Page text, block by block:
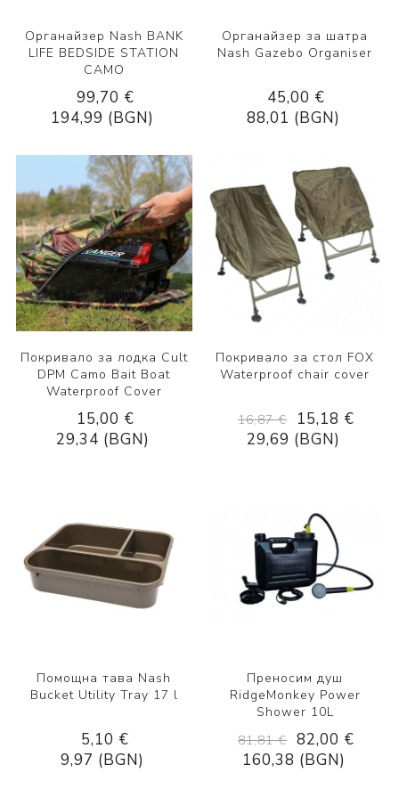
Органайзер Nash BANK
LIFE BEDSIDE STATION
CAMO
99,70 €
194,99 (BGN)
Органайзер за шатра
Nash Gazebo Organiser
45,00 €
88,01 (BGN)
Покривало за лодка Cult
DPM Camo Bait Boat
Waterproof Cover
15,00 €
29,34 (BGN)
Покривало за стол FOX
Waterproof chair cover
16,87 €
15,18 €
29,69 (BGN)
Помощна тава Nash
Bucket Utility Tray 17 l
5,10 €
9,97 (BGN)
Преносим душ
RidgeMonkey Power
Shower 10L
81,81 € 82,00 €
160,38 (BGN)